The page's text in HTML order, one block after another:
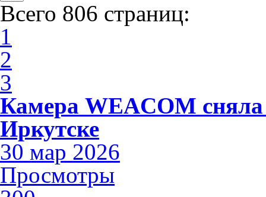
Всего 806 страниц:
1
2
3
Камера WEACOM
Иркутске
30 мар 2026
Просмотры